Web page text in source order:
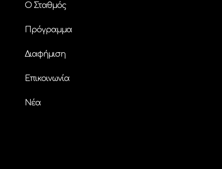
Ο Σταθμός
Πρόγραμμα
Διαφήμιση
Επικοινωνία
Nέα